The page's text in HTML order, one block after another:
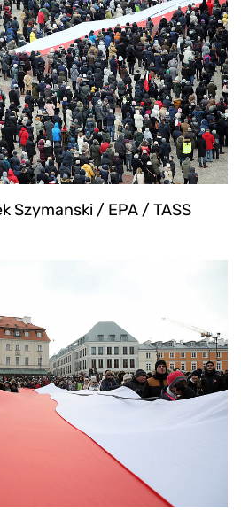
Szymanski / EPA / TASS